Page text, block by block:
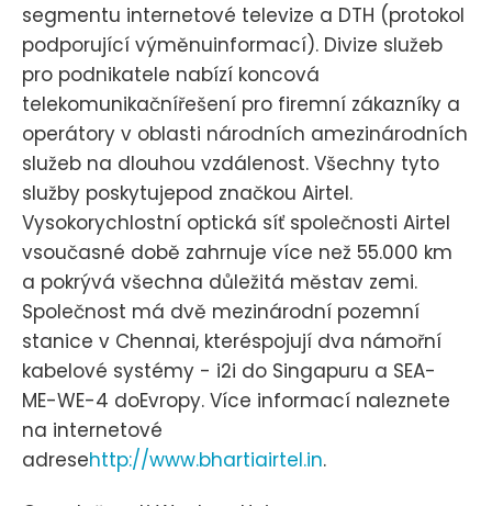
segmentu internetové televize a DTH (protokol
podporující výměnuinformací). Divize služeb
pro podnikatele nabízí koncová
telekomunikačnířešení pro firemní zákazníky a
operátory v oblasti národních amezinárodních
služeb na dlouhou vzdálenost. Všechny tyto
služby poskytujepod značkou Airtel.
Vysokorychlostní optická síť společnosti Airtel
vsoučasné době zahrnuje více než 55.000 km
a pokrývá všechna důležitá městav zemi.
Společnost má dvě mezinárodní pozemní
stanice v Chennai, kteréspojují dva námořní
kabelové systémy - i2i do Singapuru a SEA-
ME-WE-4 doEvropy. Více informací naleznete
na internetové
adresehttp://www.bhartiairtel.in.